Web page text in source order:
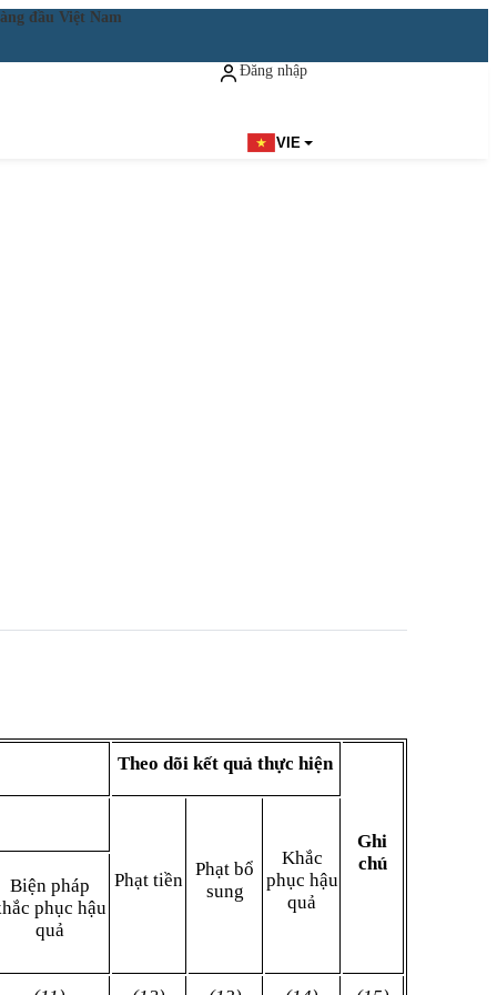
đầu Việt Nam
Đăng nhập
VIE
Theo dõi kết quả thực hiện
Ghi
chú
Phạt tiền
Phạt bổ
sung
Khắc
phục hậu
quả
Biện pháp
phục hậu
quả